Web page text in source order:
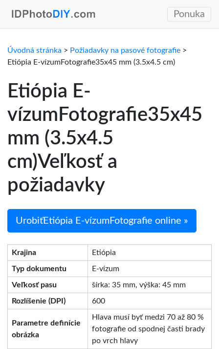
Ponuka
Úvodná stránka > Požiadavky na pasové fotografie >
Etiópia E-vízumFotografie35x45 mm (3.5x4.5 cm)
Etiópia E-
vízumFotografie35x45
mm (3.5x4.5
cm)Veľkosť a
požiadavky
UrobiťEtiópia E-vízumFotografie online »
Krajina Etiópia
Typ dokumentu E-vízum
Veľkosť pasu šírka: 35 mm, výška: 45 mm
Rozlíšenie (DPI) 600
Parametre definície
obrázka
Hlava musí byť medzi 70 až 80 %
fotografie od spodnej časti brady
po vrch hlavy